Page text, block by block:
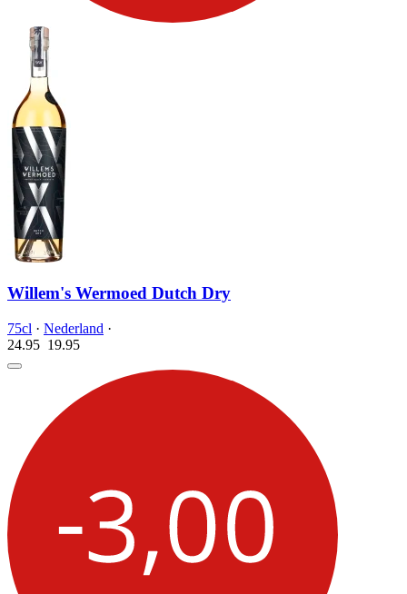
Willem's Wermoed Dutch Dry
75cl · Nederland ·
24.95 19.95